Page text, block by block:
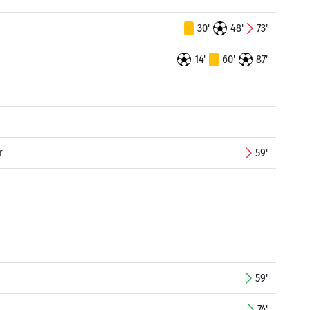
30' 48' 73'
14' 60' 87'
59'
59'